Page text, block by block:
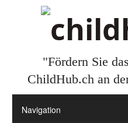
"Fördern Sie
ChildHub.ch an